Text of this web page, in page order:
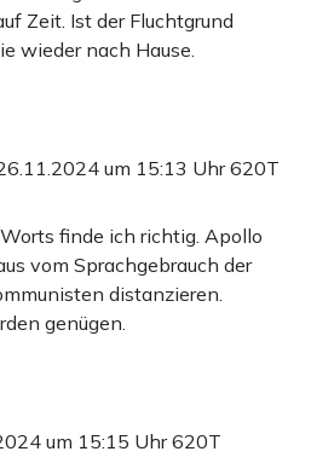
Zeit. Ist der Fluchtgrund
wieder nach Hause.
um 15:13 Uhr620T
finde ich richtig. Apollo
vom Sprachgebrauch der
distanzieren.
genügen.
um 15:15 Uhr620T